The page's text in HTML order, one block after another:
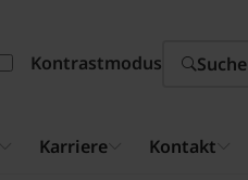
Kontrastmodus Suche
Karriere Kontakt